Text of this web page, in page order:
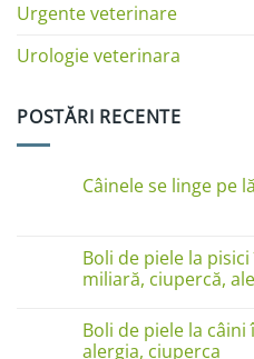
Urgente veterinare
Urologie veterinara
POSTĂRI RECENTE
Câinele se linge pe
Câinele
se
linge
Cauze
și
soluții
Boli de piele la
miliară, ciupercă,
la
Boli
Boli de piele la
alergia, ciuperca